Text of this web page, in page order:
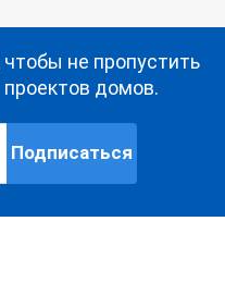
не пропустить
проектов домов.
Подписаться